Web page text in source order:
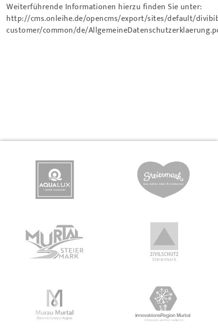
Weiterführende Informationen hierzu finden Sie unter:
http://cms.onleihe.de/opencms/export/sites/default/
customer/common/de/